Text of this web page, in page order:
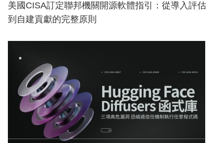
美國CISA訂定聯邦機關開源軟體指引：從導入評估
到自建貢獻的完整原則